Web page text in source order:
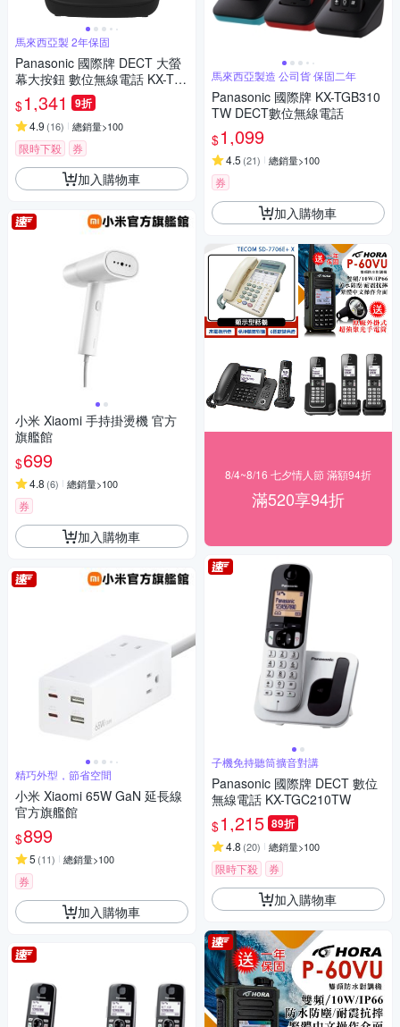
馬來西亞製 2年保固
Panasonic 國際牌 DECT 大螢
幕大按鈕 數位無線電話 KX-TG
U110
$1,341 9折
4.9 (16) 總銷量>100
限時下殺 券
加入購物車
小米 Xiaomi 手持掛燙機 官方
旗艦館
$699
4.8 (6) 總銷量>100
券
加入購物車
精巧外型，節省空間
小米 Xiaomi 65W GaN 延長線
官方旗艦館
$899
5 (11) 總銷量>100
券
加入購物車
馬來西亞製造 公司貨 保固二年
Panasonic 國際牌 KX-TGB310
TW DECT數位無線電話
$1,099
4.5 (21) 總銷量>100
券
加入購物車
8/4~8/16 七夕情人節 滿額94折
滿520享94折
子機免持聽筒擴音對講
Panasonic 國際牌 DECT 數位
無線電話 KX-TGC210TW
$1,215 89折
4.8 (20) 總銷量>100
限時下殺 券
加入購物車